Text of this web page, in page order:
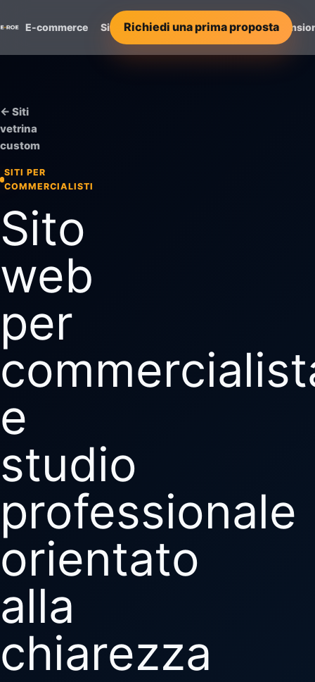
E-commerce Siti Vetrina Servizi Progetti
Richiedi una prima proposta
← Siti
vetrina
custom
SITI PER
COMMERCIALISTI
Sito
web
per
e
studio
professionale
orientato
alla
chiarezza